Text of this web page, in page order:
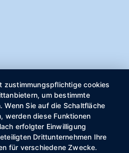
zustimmungspflichtige cookies
um bestimmte
Wenn Sie auf die Schaltfläche
werden diese Funktionen
erfolgter Einwilligung
Drittunternehmen Ihre
für verschiedene Zwecke.